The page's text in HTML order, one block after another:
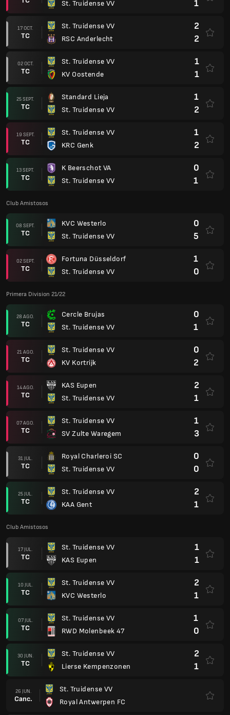
St. Truidense VV 1
17 OCT.
TC
St. Truidense VV
RSC Anderlecht
2
2
02 OCT.
TC
St. Truidense VV
KV Oostende
1
1
25 SEPT.
TC
Standard Lieja
St. Truidense VV
1
2
19 SEPT.
TC
St. Truidense VV
KRC Genk
1
2
13 SEPT.
TC
K Beerschot VA
St. Truidense VV
0
1
Club Amistosos
08 SEPT.
TC
KVC Westerlo
St. Truidense VV
0
5
02 SEPT.
TC
Fortuna Düsseldorf
St. Truidense VV
1
0
Primera Division 21/22
28 AGO.
TC
Cercle Brujas
St. Truidense VV
0
1
21 AGO.
TC
St. Truidense VV
KV Kortrijk
0
2
14 AGO.
TC
KAS Eupen
St. Truidense VV
2
1
07 AGO.
TC
St. Truidense VV
SV Zulte Waregem
1
3
31 JUL.
TC
Royal Charleroi SC
St. Truidense VV
0
0
25 JUL.
TC
St. Truidense VV
KAA Gent
2
1
Club Amistosos
17 JUL.
TC
St. Truidense VV
KAS Eupen
1
1
10 JUL.
TC
St. Truidense VV
KVC Westerlo
2
1
07 JUL.
TC
St. Truidense VV
RWD Molenbeek 47
1
0
30 JUN.
TC
St. Truidense VV
Lierse Kempenzonen
2
1
26 JUN.
Canc.
St. Truidense VV
Royal Antwerpen FC